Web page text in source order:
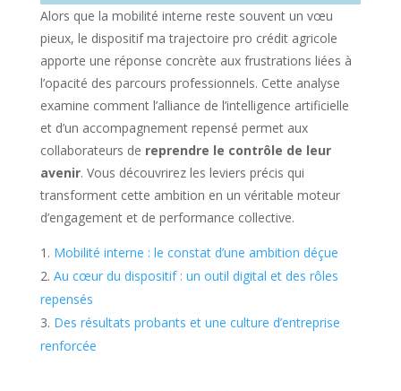
Alors que la mobilité interne reste souvent un vœu
pieux, le dispositif ma trajectoire pro crédit agricole
apporte une réponse concrète aux frustrations liées à
l’opacité des parcours professionnels. Cette analyse
examine comment l’alliance de l’intelligence artificielle
et d’un accompagnement repensé permet aux
collaborateurs de reprendre le contrôle de leur
avenir. Vous découvrirez les leviers précis qui
transforment cette ambition en un véritable moteur
d’engagement et de performance collective.
Mobilité interne : le constat d’une ambition déçue
Au cœur du dispositif : un outil digital et des rôles
repensés
Des résultats probants et une culture d’entreprise
renforcée